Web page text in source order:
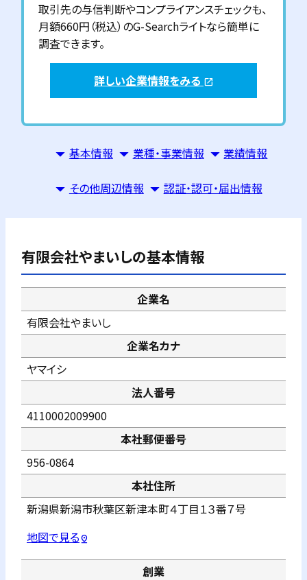
取引先の与信判断やコンプライアンスチェックも、
月額660円（税込）のG-Searchライトなら簡単に
調査できます。
詳しい企業情報をみる open_in_new
基本情報 業種・事業情報 業績情報
その他周辺情報 認証・認可・届出情報
有限会社やまいしの基本情報
企業名
有限会社やまいし
企業名カナ
ヤマイシ
法人番号
4110002009900
本社郵便番号
956-0864
本社住所
新潟県新潟市秋葉区新津本町４丁目１３番７号
地図で見るpin_drop
創業